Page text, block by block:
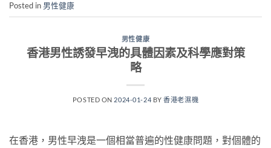
Posted in 男性健康
男性健康
香港男性誘發早洩的具體因素及科學應對策
略
POSTED ON 2024-01-24 BY香港老濕機
在香港，男性早洩是一個相當普遍的性健康問題，對個體的